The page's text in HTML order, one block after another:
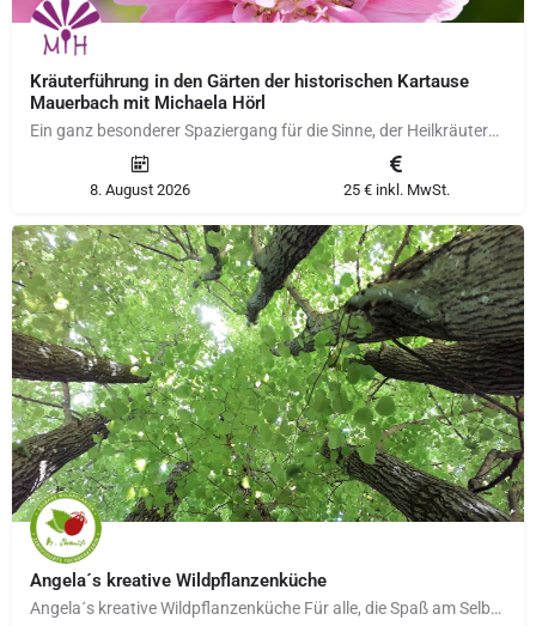
Kräuterführung in den Gärten der historischen Kartause
Mauerbach mit Michaela Hörl
Ein ganz besonderer Spaziergang für die Sinne, der Heilkräuterwissen vermittelt und einen Einblick in die…
8. August 2026 25 € inkl. MwSt.
Angela´s kreative Wildpflanzenküche
Angela´s kreative Wildpflanzenküche Für alle, die Spaß am Selbermachen haben und einen Einblick in die…